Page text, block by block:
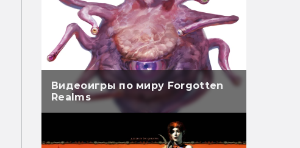
Видеоигры по миру Forgotten
Realms